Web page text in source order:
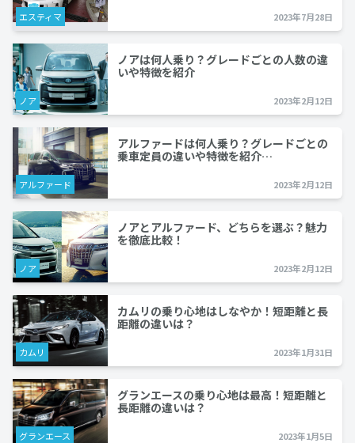
エスティマ 2023年7月28日
ノア
ノアは何人乗り？グレードごとの人数の違
いや特徴を紹介
2023年2月12日
アルファード
アルファードは何人乗り？グレードごとの
乗車定員の違いや特徴を紹介…
2023年2月12日
ノア
ノアとアルファード、どちらを選ぶ？魅力
を徹底比較！
2023年2月12日
カムリ
カムリの乗り心地はしなやか！短距離と長
距離の違いは？
2023年1月31日
グランエース
グランエースの乗り心地は最高！短距離と
長距離の違いは？
2023年1月5日